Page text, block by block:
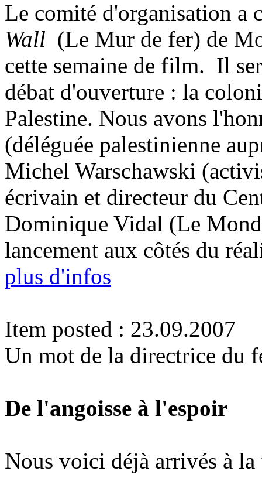
Le comité d'organisation
Wall (Le Mur de fer) de
cette semaine de film. Il
débat d'ouverture : la
Palestine. Nous avons
(déléguée palestinienne
Michel Warschawski
écrivain et directeur du
Dominique Vidal (Le
lancement aux côtés du
plus d'infos
Item posted : 23.09.2007
Un mot de la directrice du
De l'angoisse à l'espoir
Nous voici déjà arrivés à